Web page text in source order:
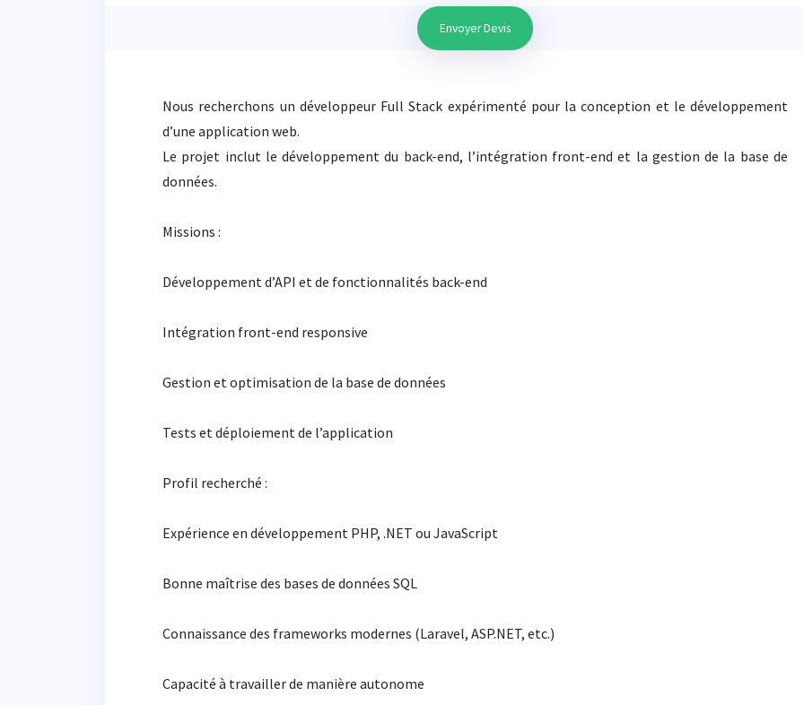
Envoyer Devis
Nous recherchons un développeur Full Stack expérimenté pour la conception et le développement
d’une application web.
Le projet inclut le développement du back-end, l’intégration front-end et la gestion de la base de
données.
Missions :
Développement d’API et de fonctionnalités back-end
Intégration front-end responsive
Gestion et optimisation de la base de données
Tests et déploiement de l’application
Profil recherché :
Expérience en développement PHP, .NET ou JavaScript
Bonne maîtrise des bases de données SQL
Connaissance des frameworks modernes (Laravel, ASP.NET, etc.)
Capacité à travailler de manière autonome